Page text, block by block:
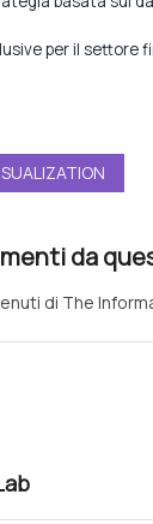
per il settore
da
di The